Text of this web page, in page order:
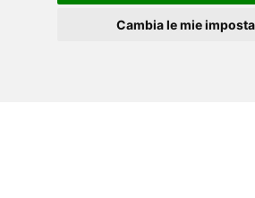
Cambia le mie